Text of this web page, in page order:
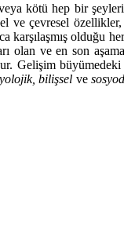
kötü hep bir
ve çevresel
karşılaşmış olduğu
olan ve en son
Gelişim
bilişsel ve